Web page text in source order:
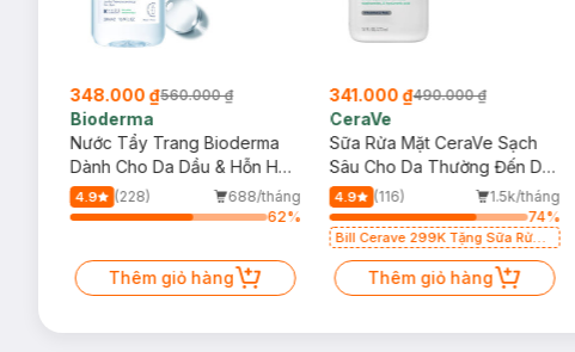
348.000 ₫560.000 ₫
Bioderma
Nước Tẩy Trang Bioderma
Dành Cho Da Dầu & Hỗn Hợp
500ml
4.9 (228)
688/tháng
62%
Thêm giỏ hàng
341.000 ₫490.000 ₫
CeraVe
Sữa Rửa Mặt CeraVe Sạch
Sâu Cho Da Thường Đến Da
Dầu 473ml
4.9 (116)
1.5k/tháng
74%
Bill Cerave 299K Tặng Sữa Rửa
Mặt Cerave 30ml (SL có hạn)
Thêm giỏ hàng